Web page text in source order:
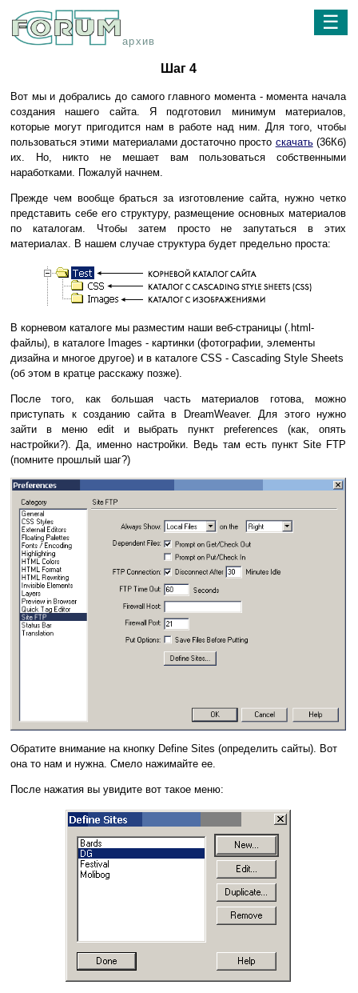
архив
☰
Шаг 4
Вот мы и добрались до самого главного момента - момента начала
создания нашего сайта. Я подготовил минимум материалов,
которые могут пригодится нам в работе над ним. Для того, чтобы
пользоваться этими материалами достаточно просто скачать(36Кб)
их. Но, никто не мешает вам пользоваться собственными
наработками. Пожалуй начнем.
Прежде чем вообще браться за изготовление сайта, нужно четко
представить себе его структуру, размещение основных материалов
по каталогам. Чтобы затем просто не запутаться в этих
материалах. В нашем случае структура будет предельно проста:
В корневом каталоге мы разместим наши веб-страницы (.html-
файлы), в каталоге Images - картинки (фотографии, элементы
дизайна и многое другое) и в каталоге CSS - Cascading Style Sheets
(об этом в кратце расскажу позже).
После того, как большая часть материалов готова, можно
приступать к созданию сайта в DreamWeaver. Для этого нужно
зайти в меню edit и выбрать пункт preferences (как, опять
настройки?). Да, именно настройки. Ведь там есть пункт Site FTP
(помните прошлый шаг?)
Обратите внимание на кнопку Define Sites (определить сайты). Вот
она то нам и нужна. Смело нажимайте ее.
После нажатия вы увидите вот такое меню: